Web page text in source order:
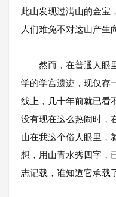
此山发现过满山的金宝
人们难免不对这山产生
然而，在普通人眼里
学的学宫遗迹，现仅存
线上，几十年前就已看
没有现在这么热闹时，
山在我这个俗人眼里，
想，用山青水秀四字，
志记载，谁知道它承载